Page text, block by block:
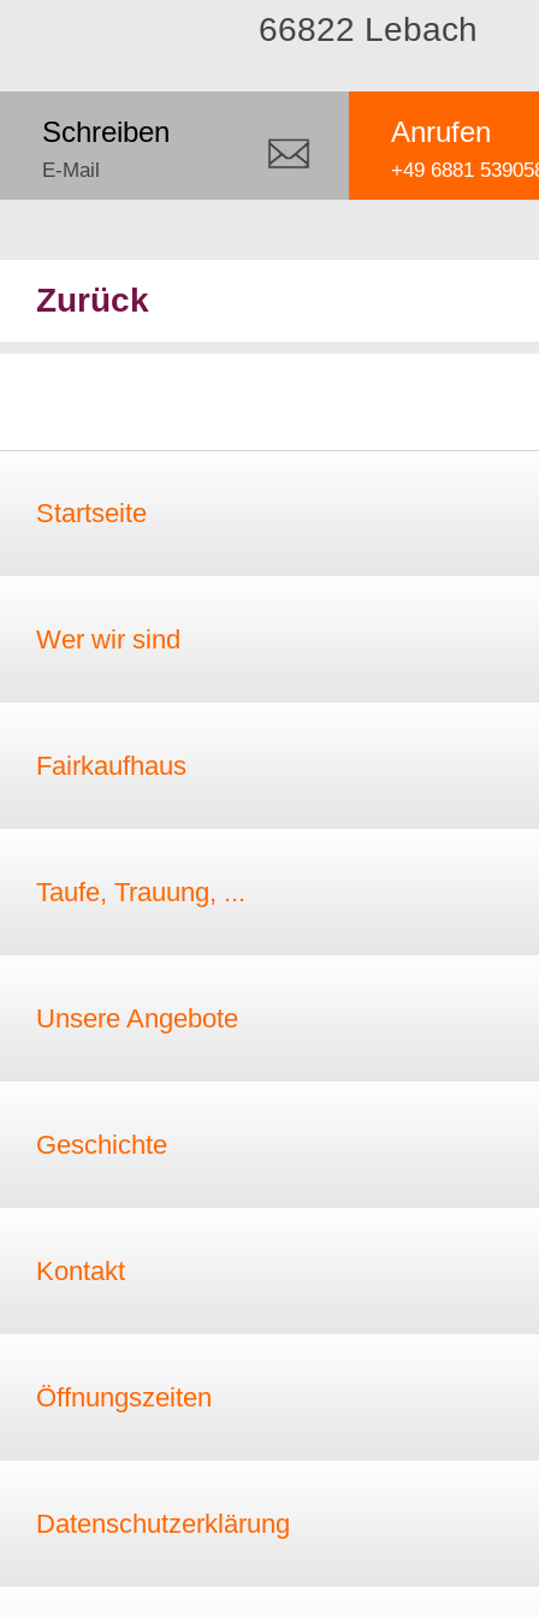
66822 Lebach
Anrufen
+49 6881
Schreiben
E-Mail
Zurück
Startseite
Wer wir sind
Fairkaufhaus
Taufe, Trauung, ...
Unsere Angebote
Geschichte
Kontakt
Öffnungszeiten
Datenschutzerklärung